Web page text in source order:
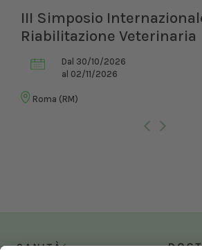
III Simposio
Riabilitazione Veterinaria
Dal 30/10/2026
al 02/11/2026
Roma (RM)